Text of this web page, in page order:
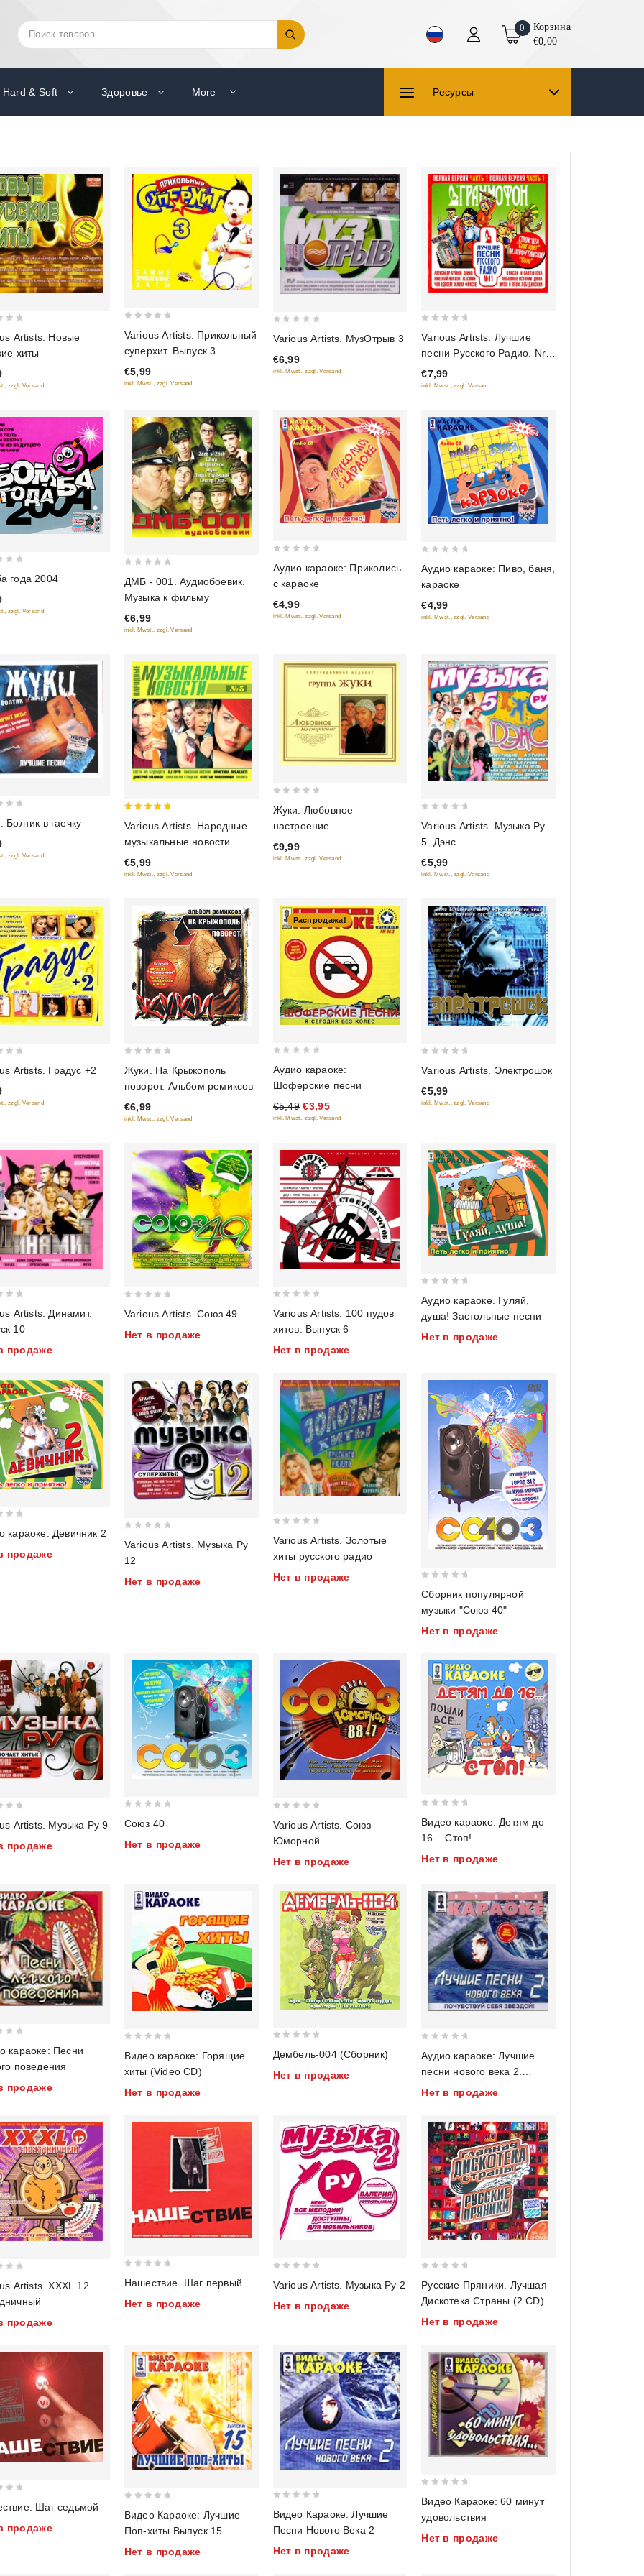
Искать: 0
Корзина
€0,00
Hard & Soft Здоровье More Ресурсы
Artists. Новые
хиты
zzgl. Versand
of
5
Various Artists. Прикольный
суперхит. Выпуск 3
€5,99
inkl. Mwst., zzgl. Versand
of
5
Various Artists. МузОтрыв 3
€6,99
inkl. Mwst., zzgl. Versand
of
5
Various Artists. Лучшие
песни Русского Радио. Nr.
11. Полная версия. Часть 1
€7,99
inkl. Mwst., zzgl. Versand
года 2004
zzgl. Versand
out
of
5
ДМБ - 001. Аудиобоевик.
Музыка к фильму
€6,99
inkl. Mwst., zzgl. Versand
out
of
5
Аудио караоке: Приколись
с караоке
€4,99
inkl. Mwst., zzgl. Versand
out
of
5
Аудио караоке: Пиво, баня,
караоке
€4,99
inkl. Mwst., zzgl. Versand
Болтик в гаечку
zzgl. Versand
Various Artists. Народные
музыкальные новости.
Часть 5
€5,99
inkl. Mwst., zzgl. Versand
out
of
5
Жуки. Любовное
настроение.
Коллекционное издание
€9,99
inkl. Mwst., zzgl. Versand
of
5
Various Artists. Музыка Ру
5. Дэнс
€5,99
inkl. Mwst., zzgl. Versand
Artists. Градус +2
zzgl. Versand
out
of
5
Жуки. На Крыжополь
поворот. Альбом ремиксов
€6,99
inkl. Mwst., zzgl. Versand
Распродажа!
out
of
5
Аудио караоке:
Шоферские песни
€5,49 €3,95
inkl. Mwst., zzgl. Versand
of
5
Various Artists. Электрошок
€5,99
inkl. Mwst., zzgl. Versand
Artists. Динамит.
10
продаже
of
Various Artists. Союз 49
Нет в продаже
of
5
Various Artists. 100 пудов
хитов. Выпуск 6
Нет в продаже
out
of
5
Аудио караоке. Гуляй,
душа! Застольные песни
Нет в продаже
караоке. Девичник 2
продаже
of
5
Various Artists. Музыка Ру
12
Нет в продаже
of
5
Various Artists. Золотые
хиты русского радио
Нет в продаже
of
5
Сборник популярной
музыки "Союз 40"
Нет в продаже
Artists. Музыка Ру 9
продаже
of
Союз 40
Нет в продаже
of
5
Various Artists. Союз
Юморной
Нет в продаже
out
of
5
Видео караоке: Детям до
16... Стоп!
Нет в продаже
караоке: Песни
поведения
продаже
out
of
5
Видео караоке: Горящие
хиты (Video CD)
Нет в продаже
out
of
Дембель-004 (Сборник)
Нет в продаже
out
of
5
Аудио караоке: Лучшие
песни нового века 2.
Почувствуй себя звездой!
Нет в продаже
Artists. XXXL 12.
продаже
of
Нашествие. Шаг первый
Нет в продаже
of
Various Artists. Музыка Ру 2
Нет в продаже
out
of
5
Русские Пряники. Лучшая
Дискотека Страны (2 CD)
Нет в продаже
Шаг седьмой
продаже
out
of
5
Видео Караоке: Лучшие
Поп-хиты Выпуск 15
Нет в продаже
out
of
5
Видео Караоке: Лучшие
Песни Нового Века 2
Нет в продаже
out
of
5
Видео Караоке: 60 минут
удовольствия
Нет в продаже